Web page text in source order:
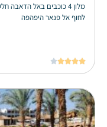
מלון 4 כוכבים באל
לחוף אל פנאר היפהפה




